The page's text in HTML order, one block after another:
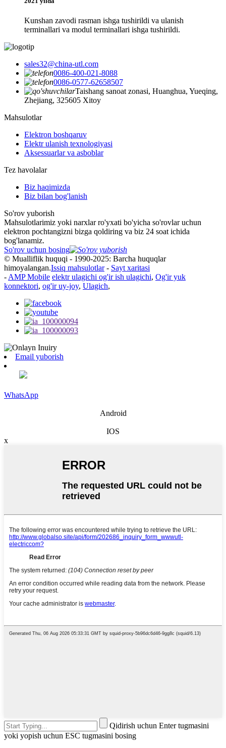
Kunshan zavodi rasman ishga tushirildi va ulanish
terminallari va modul terminallari ishga tushirildi.
sales32@china-utl.com
0086-400-021-8088
0086-0577-62658507
Taishang sanoat zonasi, Huanghua, Yueqing,
Zhejiang, 325605 Xitoy
Mahsulotlar
Elektron boshqaruv
Elektr ulanish texnologiyasi
Aksessuarlar va asboblar
Tez havolalar
Biz haqimizda
Biz bilan bog'lanish
So'rov yuborish
Mahsulotlarimiz yoki narxlar ro'yxati bo'yicha so'rovlar uchun
elektron pochtangizni bizga qoldiring va biz 24 soat ichida
bog'lanamiz.
So'rov uchun bosing
© Mualliflik huquqi - 1990-2025: Barcha huquqlar
himoyalangan.Issiq mahsulotlar- Sayt xaritasi
- AMP Mobile elektr ulagichi og'ir ish ulagichi, Og'ir yuk
konnektori, og'ir uy-joy, Ulagich,
Email yuborish
WhatsApp
Android
IOS
x
Qidirish uchun Enter tugmasini
yoki yopish uchun ESC tugmasini bosing